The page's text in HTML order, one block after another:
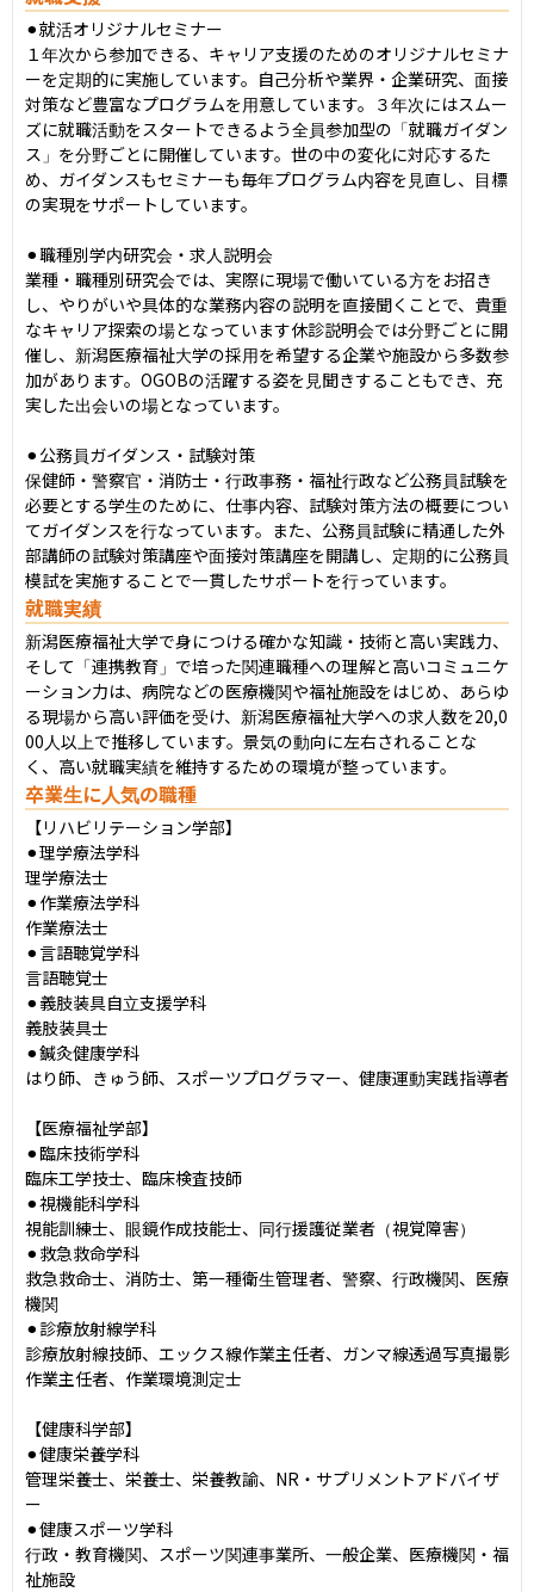
⚫︎就活オリジナルセミナー
１年次から参加できる、キャリア支援のためのオリジナルセミナ
ーを定期的に実施しています。自己分析や業界・企業研究、面接
対策など豊富なプログラムを用意しています。３年次にはスムー
ズに就職活動をスタートできるよう全員参加型の「就職ガイダン
ス」を分野ごとに開催しています。世の中の変化に対応するた
め、ガイダンスもセミナーも毎年プログラム内容を見直し、目標
の実現をサポートしています。
⚫︎職種別学内研究会・求人説明会
業種・職種別研究会では、実際に現場で働いている方をお招き
し、やりがいや具体的な業務内容の説明を直接聞くことで、貴重
なキャリア探索の場となっています休診説明会では分野ごとに開
催し、新潟医療福祉大学の採用を希望する企業や施設から多数参
加があります。OGOBの活躍する姿を見聞きすることもでき、充
実した出会いの場となっています。
⚫︎公務員ガイダンス・試験対策
保健師・警察官・消防士・行政事務・福祉行政など公務員試験を
必要とする学生のために、仕事内容、試験対策方法の概要につい
てガイダンスを行なっています。また、公務員試験に精通した外
部講師の試験対策講座や面接対策講座を開講し、定期的に公務員
模試を実施することで一貫したサポートを行っています。
就職実績
新潟医療福祉大学で身につける確かな知識・技術と高い実践力、
そして「連携教育」で培った関連職種への理解と高いコミュニケ
ーション力は、病院などの医療機関や福祉施設をはじめ、あらゆ
る現場から高い評価を受け、新潟医療福祉大学への求人数を20,0
00人以上で推移しています。景気の動向に左右されることな
く、高い就職実績を維持するための環境が整っています。
卒業生に人気の職種
【リハビリテーション学部】
⚫︎理学療法学科
理学療法士
⚫︎作業療法学科
作業療法士
⚫︎言語聴覚学科
言語聴覚士
⚫︎義肢装具自立支援学科
義肢装具士
⚫︎鍼灸健康学科
はり師、きゅう師、スポーツプログラマー、健康運動実践指導者
【医療福祉学部】
⚫︎臨床技術学科
臨床工学技士、臨床検査技師
⚫︎視機能科学科
視能訓練士、眼鏡作成技能士、同行援護従業者（視覚障害）
⚫︎救急救命学科
救急救命士、消防士、第一種衛生管理者、警察、行政機関、医療
機関
⚫︎診療放射線学科
診療放射線技師、エックス線作業主任者、ガンマ線透過写真撮影
作業主任者、作業環境測定士
【健康科学部】
⚫︎健康栄養学科
管理栄養士、栄養士、栄養教諭、NR・サプリメントアドバイザ
ー
⚫︎健康スポーツ学科
行政・教育機関、スポーツ関連事業所、一般企業、医療機関・福
祉施設